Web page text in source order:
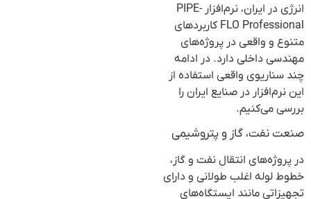
انرژی در ایران، نرم‌افزار PIPE-
FLO Professional کاربردهای
متنوع و واقعی در پروژه‌های
مهندسی داخلی دارد. در ادامه
چند سناریوی واقعی استفاده از
این نرم‌افزار در صنایع ایران را
بررسی می‌کنیم.
صنعت نفت، گاز و پتروشیمی
در پروژه‌های انتقال نفت و گاز،
خطوط لوله اغلب طولانی و دارای
تجهیزاتی مانند ایستگاه‌های